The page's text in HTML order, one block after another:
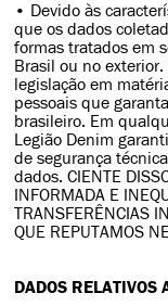
• Devido às
que os dados
formas tratados em
Brasil ou no
legislação em
pessoais que
brasileiro. Em
Legião Denim
de segurança
dados. CIENTE
INFORMADA E
TRANSFERÊNCIAS
QUE REPUTAMOS
DADOS RELATIVOS